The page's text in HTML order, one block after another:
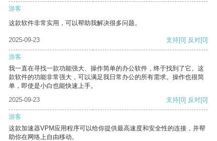
游客
这款软件非常实用，可以帮助我解决很多问题。
2025-09-23 支持[0] 反对[0]
游客
我一直在寻找一款功能强大、操作简单的办公软件，终于找到了它。这
款软件的功能非常强大，可以满足我日常办公的所有需求。操作也很简
单，即使是小白也能快速上手。
2025-09-23
支持[0] 反对[0]
游客
这款加速器VPM应用程序可以给你提供最高速度和安全性的连接，并帮
助你在网络上自由移动。